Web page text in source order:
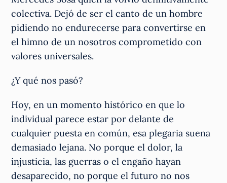
colectiva. Dejó de ser el canto de un hombre
pidiendo no endurecerse para convertirse en
el himno de un nosotros comprometido con
valores universales.
¿Y qué nos pasó?
Hoy, en un momento histórico en que lo
individual parece estar por delante de
cualquier puesta en común, esa plegaria suena
demasiado lejana. No porque el dolor, la
injusticia, las guerras o el engaño hayan
desaparecido, no porque el futuro no nos